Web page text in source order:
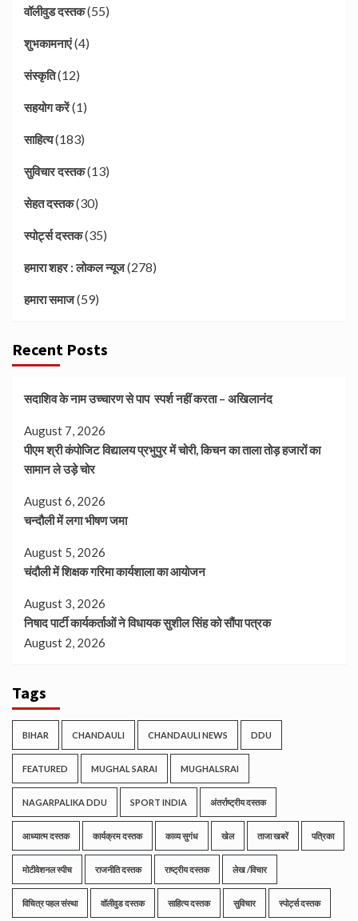
वॉलीवुड दस्तक(55)
शुभकामनाएं(4)
संस्कृति(12)
सहयोग करें(1)
साहित्य(183)
सुविचार दस्तक(13)
सेहत दस्तक(30)
स्पोर्ट्स दस्तक(35)
हमारा शहर : लोकल न्यूज(278)
हमारा समाज(59)
Recent Posts
सदाशिव के नाम उच्चारण से पाप स्पर्श नहीं करता – अखिलानंद
August 7, 2026
पीएम श्री कंपोजिट विद्यालय प्रभुपुर में चोरी, किचन का ताला तोड़ हजारों का
सामान ले उड़े चोर
August 6, 2026
चन्दौली में लगा भीषण जमा
August 5, 2026
चंदौली में शिक्षक गरिमा कार्यशाला का आयोजन
August 3, 2026
निषाद पार्टी कार्यकर्ताओं ने विधायक सुशील सिंह को सौंपा पत्रक
August 2, 2026
Tags
BIHAR CHANDAULI CHANDAULI NEWS DDU
FEATURED MUGHAL SARAI MUGHALSRAI
NAGARPALIKA DDU SPORT INDIA अंतर्राष्ट्रीय दस्तक
आध्यात्म दस्तक कार्यक्रम दस्तक काव्य सुगंध खेल ताजा खबरें पत्रिका
मोटीवेशनल स्पीच राजनीति दस्तक राष्ट्रीय दस्तक लेख /विचार
विचित्र पहल संस्था वॉलीवुड दस्तक साहित्य दस्तक सुविचार स्पोर्ट्स दस्तक